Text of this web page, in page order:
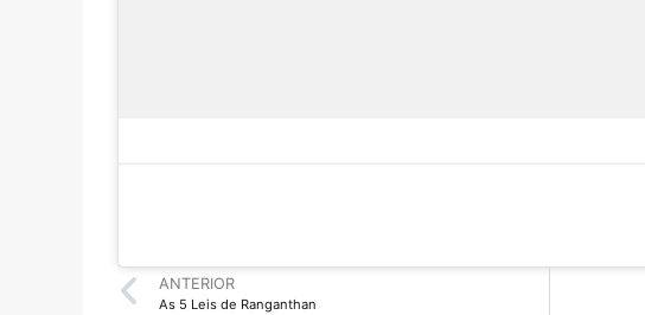
ANTERIOR
As 5 Leis de Ranganthan